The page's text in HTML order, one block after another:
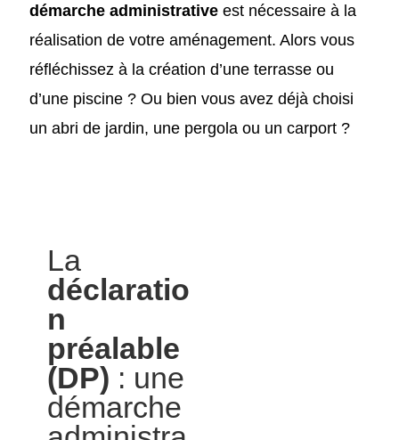
démarche administrative est nécessaire à la
réalisation de votre aménagement. Alors vous
réfléchissez à la création d’une terrasse ou
d’une piscine ? Ou bien vous avez déjà choisi
un abri de jardin, une pergola ou un carport ?
La
déclaratio
n
préalable
(DP) : une
démarche